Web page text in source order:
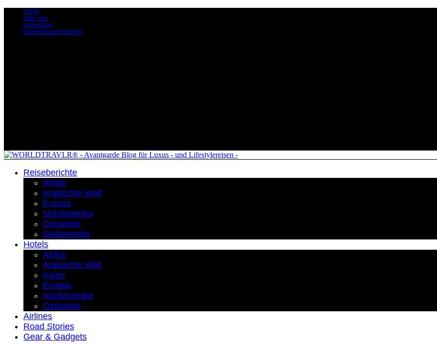
Home
Über uns
Impressum
Datenschutzerklärung
Reiseberichte
Afrika
Arabische Welt
Europa
Nordamerika
Ozeanien
Südamerika
Hotels
Afrika
Arabische Welt
Asien
Europa
Nordamerika
Ozeanien
Airlines
Road Stories
Gear & Gadgets